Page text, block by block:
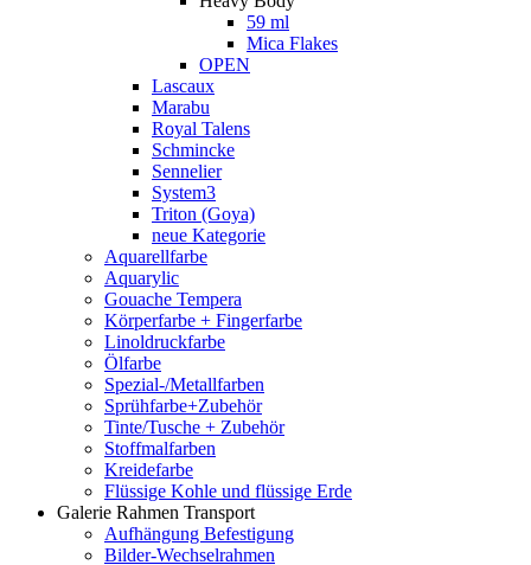
59 ml
Mica Flakes
OPEN
Lascaux
Marabu
Royal Talens
Schmincke
Sennelier
System3
Triton (Goya)
neue Kategorie
Aquarellfarbe
Aquarylic
Gouache Tempera
Körperfarbe + Fingerfarbe
Linoldruckfarbe
Ölfarbe
Spezial-/Metallfarben
Sprühfarbe+Zubehör
Tinte/Tusche + Zubehör
Stoffmalfarben
Kreidefarbe
Flüssige Kohle und flüssige Erde
Galerie Rahmen Transport
Aufhängung Befestigung
Bilder-Wechselrahmen